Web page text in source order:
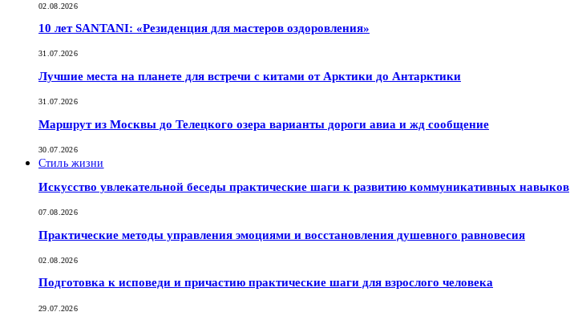
02.08.2026
10 лет SANTANI: «Резиденция для мастеров оздоровления»
31.07.2026
Лучшие места на планете для встречи с китами от Арктики до Антарктики
31.07.2026
Маршрут из Москвы до Телецкого озера варианты дороги авиа и жд сообщение
30.07.2026
Стиль жизни
Искусство увлекательной беседы практические шаги к развитию коммуникативных навыков
07.08.2026
Практические методы управления эмоциями и восстановления душевного равновесия
02.08.2026
Подготовка к исповеди и причастию практические шаги для взрослого человека
29.07.2026